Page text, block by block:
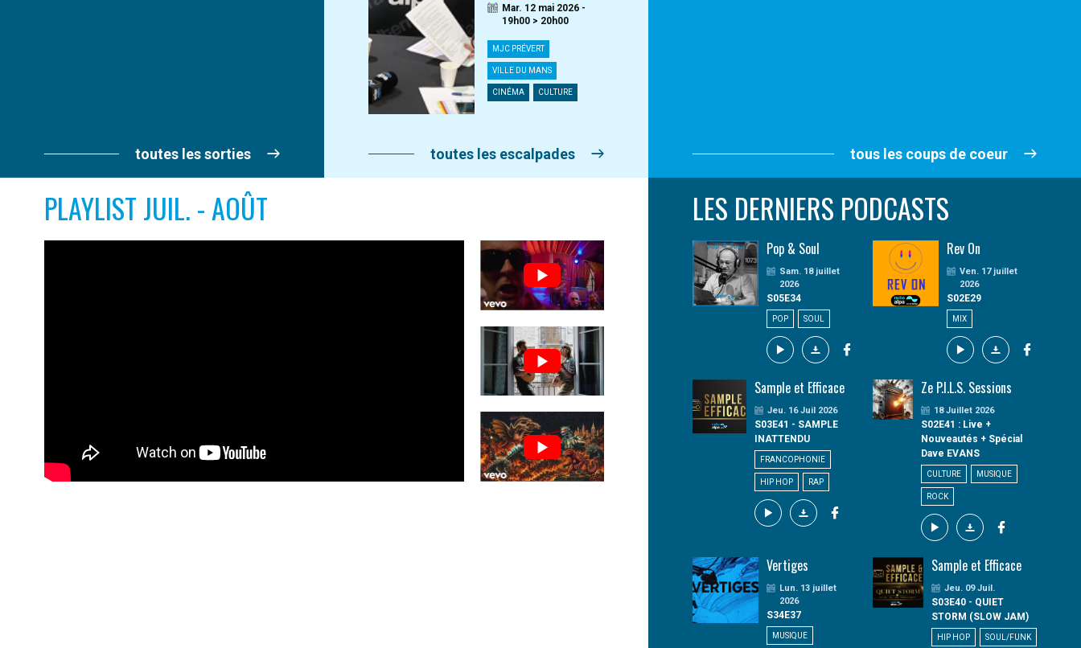
toutes les sorties
Mar. 12 mai 2026 -
19h00 > 20h00
MJC PRÉVERT
VILLE DU MANS
CINÉMA CULTURE
toutes les escalpades tous les coups de coeur
PLAYLIST JUIL. - AOÛT LES DERNIERS PODCASTS
Pop & Soul
Sam. 18 juillet
2026
S05E34
POP SOUL
Rev On
Ven. 17 juillet
2026
S02E29
MIX
Sample et Efficace
Jeu. 16 Juil 2026
S03E41 - SAMPLE
INATTENDU
FRANCOPHONIE
HIP HOP RAP
Ze P.I.L.S. Sessions
18 Juillet 2026
S02E41 : Live +
Nouveautés + Spécial
Dave EVANS
CULTURE MUSIQUE
ROCK
Vertiges
Lun. 13 juillet
2026
S34E37
MUSIQUE
Sample et Efficace
Jeu. 09 Juil.
S03E40 - QUIET
STORM (SLOW JAM)
HIP HOP SOUL/FUNK